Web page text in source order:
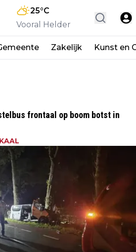
25°C
Vooral Helder
Zakelijk Kunst en
frontaal op boom botst in